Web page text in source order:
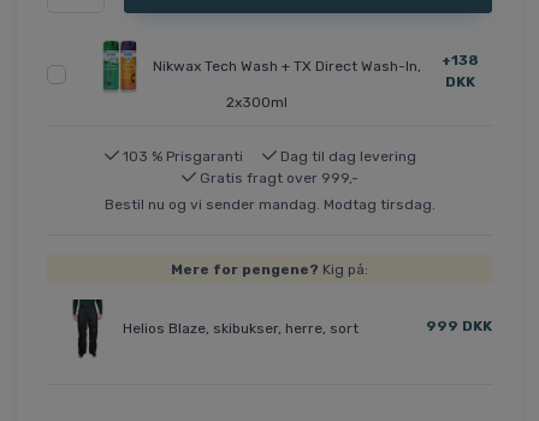
Nikwax Tech Wash + TX Direct Wash-In,
2x300ml
+138
DKK
103 % Prisgaranti
Dag til dag levering
Gratis fragt over 999,-
Bestil nu og vi sender mandag. Modtag tirsdag.
Mere for pengene? Kig på:
Helios Blaze, skibukser, herre, sort 999 DKK